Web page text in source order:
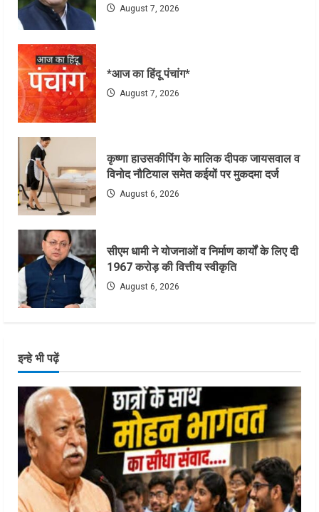
August 7, 2026
*आज का हिंदू पंचांग*
August 7, 2026
कृष्णा हाउसकीपिंग के मालिक दीपक जायसवाल व
विनोद नौटियाल समेत कईयों पर मुकदमा दर्ज
August 6, 2026
सीएम धामी ने योजनाओं व निर्माण कार्यों के लिए दी
1967 करोड़ की वित्तीय स्वीकृति
August 6, 2026
इन्हे भी पढ़ें